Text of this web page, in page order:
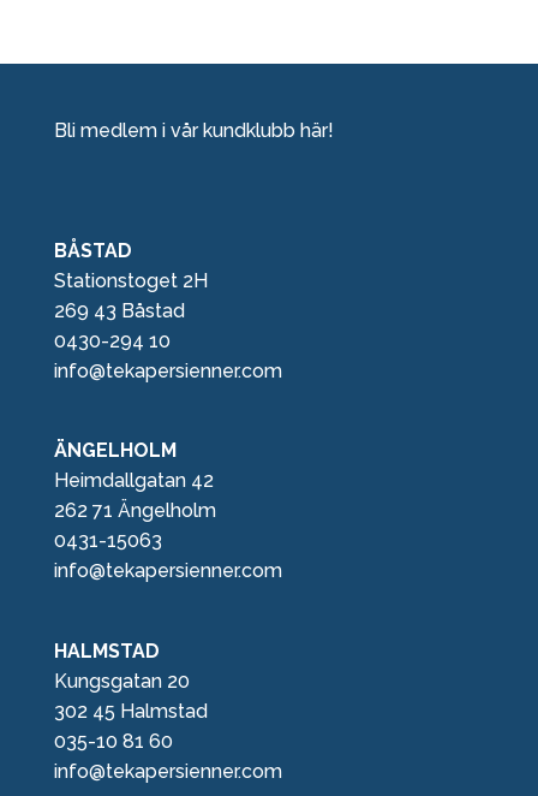
Bli medlem i vår kundklubb här!
BÅSTAD
Stationstoget 2H
269 43 Båstad
0430-294 10
info@tekapersienner.com
ÄNGELHOLM
Heimdallgatan 42
262 71 Ängelholm
0431-15063
info@tekapersienner.com
HALMSTAD
Kungsgatan 20
302 45 Halmstad
035-10 81 60
info@tekapersienner.com